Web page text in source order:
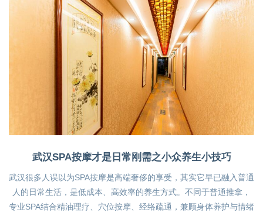
武汉SPA按摩才是日常刚需之小众养生小技巧
武汉很多人误以为SPA按摩是高端奢侈的享受，其实它早已融入普通
人的日常生活，是低成本、高效率的养生方式。不同于普通推拿，
专业SPA结合精油理疗、穴位按摩、经络疏通，兼顾身体养护与情绪